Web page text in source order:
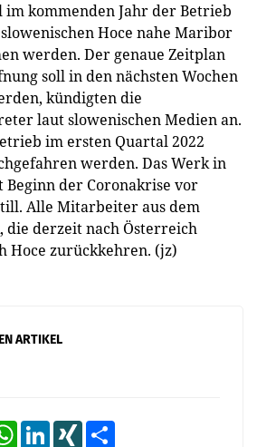
im kommenden Jahr der Betrieb
Hoce nahe Maribor
werden. Der genaue Zeitplan
soll in den nächsten Wochen
kündigten die
laut slowenischen Medien an.
im ersten Quartal 2022
werden. Das Werk in
Beginn der Coronakrise vor
Alle Mitarbeiter aus dem
die derzeit nach Österreich
Hoce zurückkehren. (jz)
ARTIKEL
WhatsAppLinkedInXING